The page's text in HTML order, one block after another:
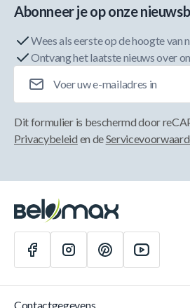
Abonneer je op onze
Wees als eerste op de hoogte van
Ontvang het laatste nieuws over
Dit formulier is beschermd door
Privacybeleid en de
Contactgegevens